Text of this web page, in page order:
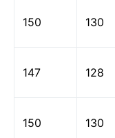
150 130
147 128
150 130